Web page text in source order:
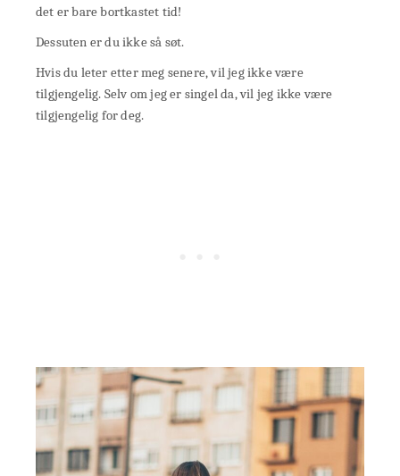
det er bare bortkastet tid!
Dessuten er du ikke så søt.
Hvis du leter etter meg senere, vil jeg ikke være
tilgjengelig. Selv om jeg er singel da, vil jeg ikke være
tilgjengelig for deg.